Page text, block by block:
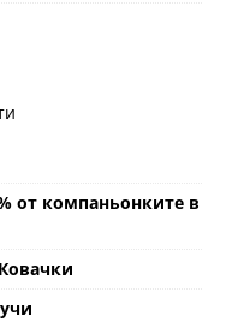
от компаньонките в